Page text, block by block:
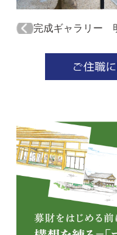
完成ギャラリー